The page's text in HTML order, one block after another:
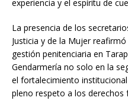
experiencia y el espíritu de
La presencia de los
Justicia y de la Mujer
gestión penitenciaria en
Gendarmería no solo en la
el fortalecimiento
pleno respeto a los derechos